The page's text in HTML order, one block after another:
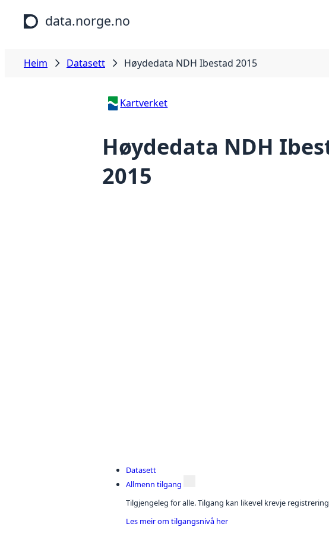
Hopp til hovudinnhald
data.norge.no
Heim Datasett Høydedata NDH Ibestad 2015
Kartverket
Høydedata NDH
2015
Datasett
Allmenn tilgang
Tilgjengeleg for alle. Tilgang kan likevel krevje
Les meir om tilgangsnivå her